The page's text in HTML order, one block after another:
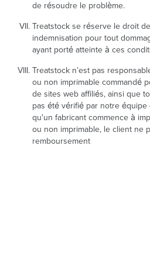
de résoudre le problème.
Treatstock se réserve le droit
indemnisation pour tout
ayant porté atteinte à ces
Treatstock n’est pas
ou non imprimable commandé
de sites web affiliés, ainsi que
pas été vérifié par notre
qu'un fabricant commence à
ou non imprimable, le client ne
remboursement